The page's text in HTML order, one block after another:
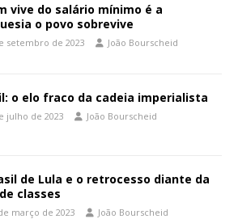
vive do salário mínimo é a
o povo sobrevive
setembro de 2023 João Bourscheid
o elo fraco da cadeia imperialista
julho de 2023 João Bourscheid
de Lula e o retrocesso diante da
classes
março de 2023 João Bourscheid